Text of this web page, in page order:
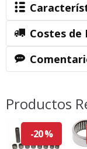
Costes de
Productos
-20 %